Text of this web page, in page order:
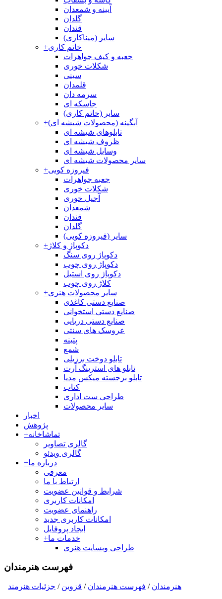
آیینه و شمعدان
گلدان
قندان
سایر (میناکاری)
+خاتم کاری
جعبه و کیف جواهرات
شکلات خوری
سینی
قلمدان
سرمه دان
جاسکه ای
سایر (خاتم کاری)
+آبگینه (محصولات شیشه ای)
تابلوهای شیشه ای
ظروف شیشه ای
وسایل شیشه ای
سایر محصولات شیشه ای
+فیروزه کوبی
جعبه جواهرات
شکلات خوری
آجیل خوری
شمعدان
قندان
گلدان
سایر (فیروزه کوبی)
+دکوپاژ و کلاژ
دکوپاژ روی سنگ
دکوپاژ روی چوب
دکوپاژ روی استیل
کلاژ روی چوب
+سایر محصولات هنری
صنایع دستی کاغذی
صنایع دستی استخوانی
صنایع دستی دریایی
عروسک های سنتی
پتینه
شمع
تابلو دوخت برزیلی
تابلو های استرینگ آرت
تابلو برجسته میکس مدیا
کتاب
طراحی ست اداری
سایر محصولات
اخبار
پژوهش
+تماشاخانه
گالری تصاویر
گالری ویدئو
+درباره ما
معرفی
ارتباط با ما
شرایط و قوانین عضویت
امکانات کاربری
راهنمای عضویت
امکانات کاربری جدید
ایجاد پروفایل
+خدمات ما
طراحی وبسایت هنری
فهرست هنرمندان
هنرمندان / فهرست هنرمندان / قزوین / جزئیات هنرمند